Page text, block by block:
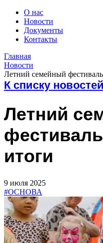
О нас
Новости
Документы
Контакты
Главная
Новости
Летний семейный
К списку новостей
Летний
итоги
9 июля 2025
#ОСНОВА